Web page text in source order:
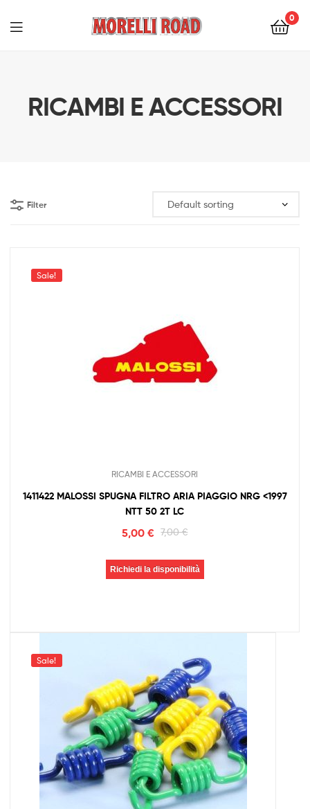
0
RICAMBI E ACCESSORI
Filter
Sale!
RICAMBI E ACCESSORI
1411422 MALOSSI SPUGNA FILTRO ARIA PIAGGIO NRG <1997
NTT 50 2T LC
7,00€
5,00 €
Richiedi la disponibilità
Sale!